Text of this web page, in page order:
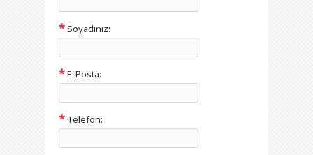
*Soyadınız:
*E-Posta:
* Telefon: